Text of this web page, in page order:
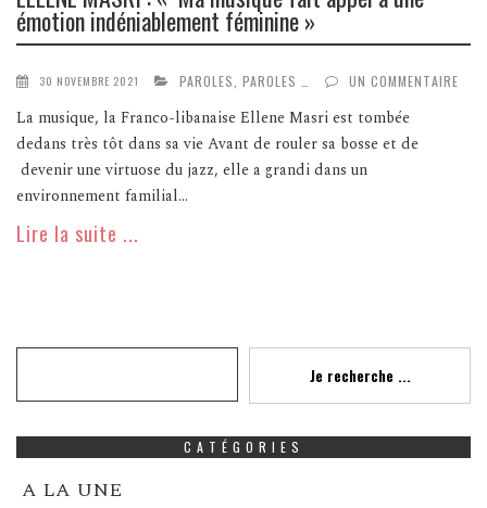
émotion indéniablement féminine »
30 NOVEMBRE 2021 PAROLES, PAROLES … UN COMMENTAIRE
La musique, la Franco-libanaise Ellene Masri est tombée
dedans très tôt dans sa vie Avant de rouler sa bosse et de
devenir une virtuose du jazz, elle a grandi dans un
environnement familial...
Lire la suite ...
Je recherche ...
CATÉGORIES
A LA UNE